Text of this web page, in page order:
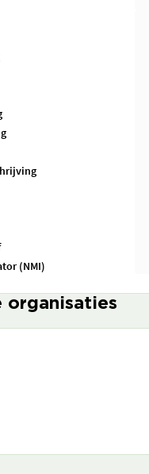
(NMI)
organisaties